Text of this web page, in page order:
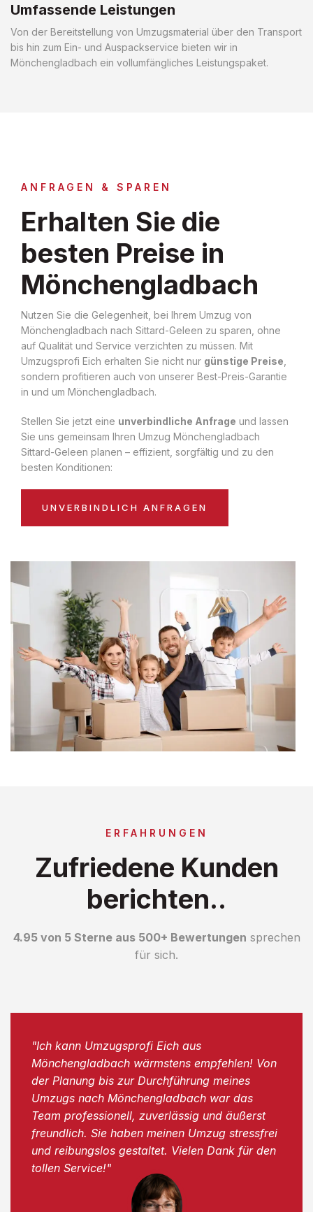
Umfassende Leistungen
Von der Bereitstellung von Umzugsmaterial über den Transport
bis hin zum Ein- und Auspackservice bieten wir in
Mönchengladbach ein vollumfängliches Leistungspaket.
ANFRAGEN & SPAREN
Erhalten Sie die
besten Preise in
Mönchengladbach
Nutzen Sie die Gelegenheit, bei Ihrem Umzug von
Mönchengladbach nach Sittard-Geleen zu sparen, ohne
auf Qualität und Service verzichten zu müssen. Mit
Umzugsprofi Eich erhalten Sie nicht nur günstige Preise
sondern profitieren auch von unserer Best-Preis-Garantie
in und um Mönchengladbach.
Stellen Sie jetzt eine unverbindliche Anfrage und lassen
Sie uns gemeinsam Ihren Umzug Mönchengladbach
Sittard-Geleen planen – effizient, sorgfältig und zu den
besten Konditionen:
UNVERBINDLICH ANFRAGEN
ERFAHRUNGEN
Zufriedene Kunden
berichten..
4.95 von 5 Sterne aus 500+ Bewertungen sprechen
für sich.
"Ich kann Umzugsprofi Eich aus
Mönchengladbach wärmstens empfehlen! Von
der Planung bis zur Durchführung meines
Umzugs nach Mönchengladbach war das
Team professionell, zuverlässig und äußerst
freundlich. Sie haben meinen Umzug stressfrei
und reibungslos gestaltet. Vielen Dank für den
tollen Service!"